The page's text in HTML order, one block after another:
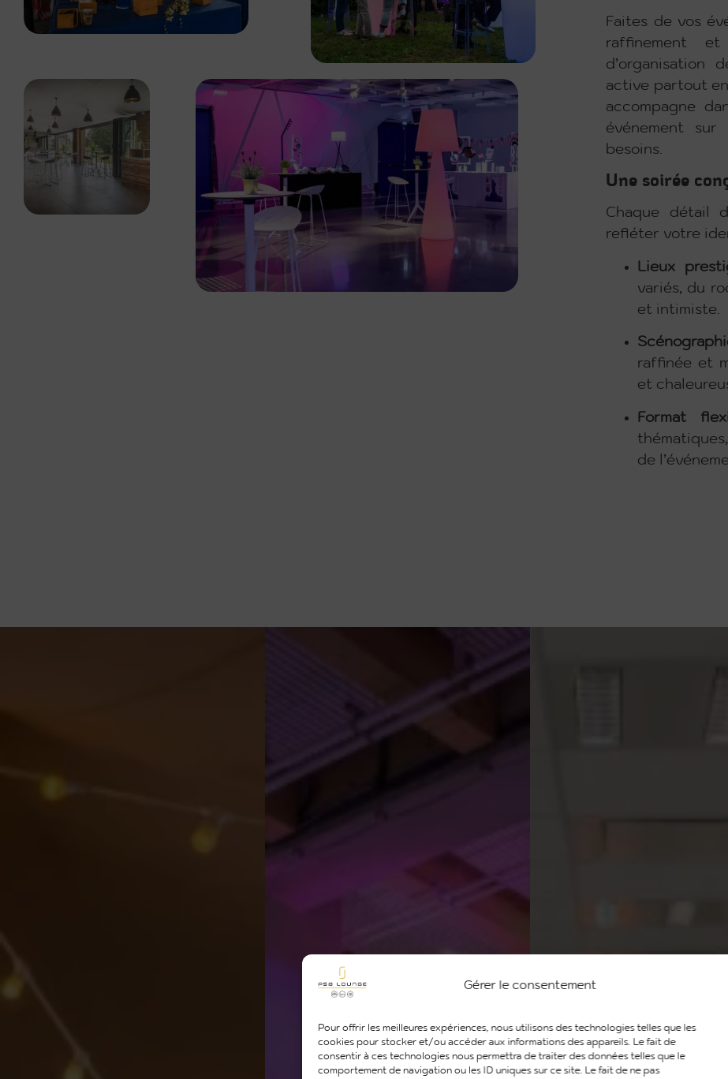
Gérer le consentement
Pour offrir les meilleures expériences, nous utilisons des technologies telles que les
cookies pour stocker et/ou accéder aux informations des appareils. Le fait de
consentir à ces technologies nous permettra de traiter des données telles que le
comportement de navigation ou les ID uniques sur ce site. Le fait de ne pas
Faites de vos
raffinement
d’organisation
active partout
accompagne
événement
besoins.
Une soirée
Chaque détail
refléter votre
Lieux
variés, du
et intimiste.
raffinée et
et
Format
de